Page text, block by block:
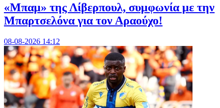
«Μπαμ» της Λίβερπουλ, συμφωνία με την
Μπαρτσελόνα για τον Αραούχο!
08-08-2026 14:12